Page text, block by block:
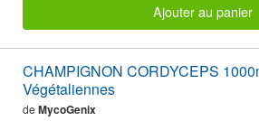
Ajouter au panier
CHAMPIGNON CORDYCEPS
Végétaliennes
de MycoGenix